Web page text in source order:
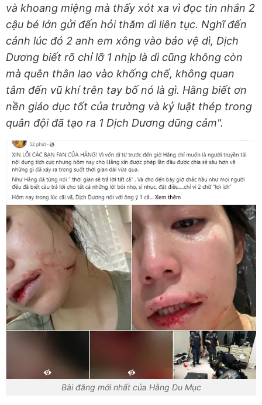
và khoang miệng mà thấy xót xa vì đọc tin nhắn 2
cậu bé lớn gửi đến hỏi thăm dì liên tục. Nghĩ đến
cảnh lúc đó 2 anh em xông vào bảo vệ dì, Dịch
Dương biết rõ chỉ lỡ 1 nhịp là dì cũng không còn
mà quên thân lao vào khống chế, không quan
tâm đến vũ khí trên tay bố nó là gì. Hằng biết ơn
nền giáo dục tốt của trường và kỷ luật thép trong
quân đội đã tạo ra 1 Dịch Dương dũng cảm".
Bài đăng mới nhất của Hằng Du Mục